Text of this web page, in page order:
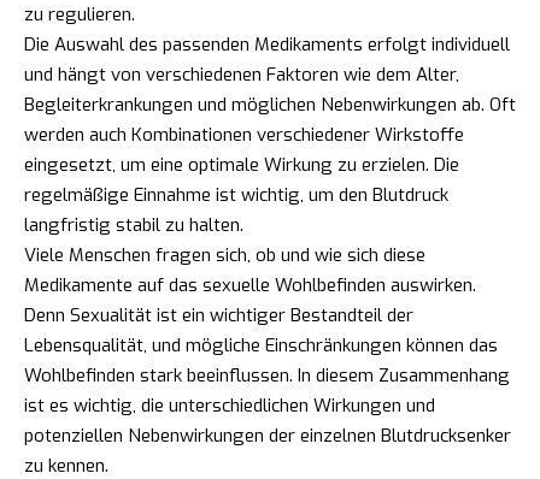
zu regulieren.
Die Auswahl des passenden Medikaments erfolgt individuell
und hängt von verschiedenen Faktoren wie dem Alter,
Begleiterkrankungen und möglichen Nebenwirkungen ab. Oft
werden auch Kombinationen verschiedener Wirkstoffe
eingesetzt, um eine optimale Wirkung zu erzielen. Die
regelmäßige Einnahme ist wichtig, um den Blutdruck
langfristig stabil zu halten.
Viele Menschen fragen sich, ob und wie sich diese
Medikamente auf das sexuelle Wohlbefinden auswirken.
Denn Sexualität ist ein wichtiger Bestandteil der
Lebensqualität, und mögliche Einschränkungen können das
Wohlbefinden stark beeinflussen. In diesem Zusammenhang
ist es wichtig, die unterschiedlichen Wirkungen und
potenziellen Nebenwirkungen der einzelnen Blutdrucksenker
zu kennen.